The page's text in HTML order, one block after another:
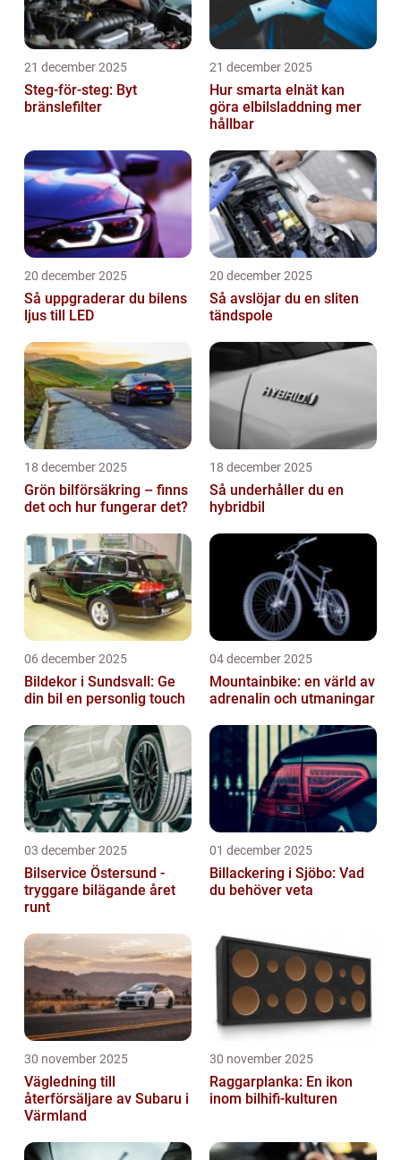
21 december 2025
Steg-för-steg: Byt
bränslefilter
21 december 2025
Hur smarta elnät kan
göra elbilsladdning mer
hållbar
20 december 2025
Så uppgraderar du bilens
ljus till LED
20 december 2025
Så avslöjar du en sliten
tändspole
18 december 2025
Grön bilförsäkring – finns
det och hur fungerar det?
18 december 2025
Så underhåller du en
hybridbil
06 december 2025
Bildekor i Sundsvall: Ge
din bil en personlig touch
04 december 2025
Mountainbike: en värld av
adrenalin och utmaningar
03 december 2025
Bilservice Östersund -
tryggare bilägande året
runt
01 december 2025
Billackering i Sjöbo: Vad
du behöver veta
30 november 2025
Vägledning till
återförsäljare av Subaru i
Värmland
30 november 2025
Raggarplanka: En ikon
inom bilhifi-kulturen